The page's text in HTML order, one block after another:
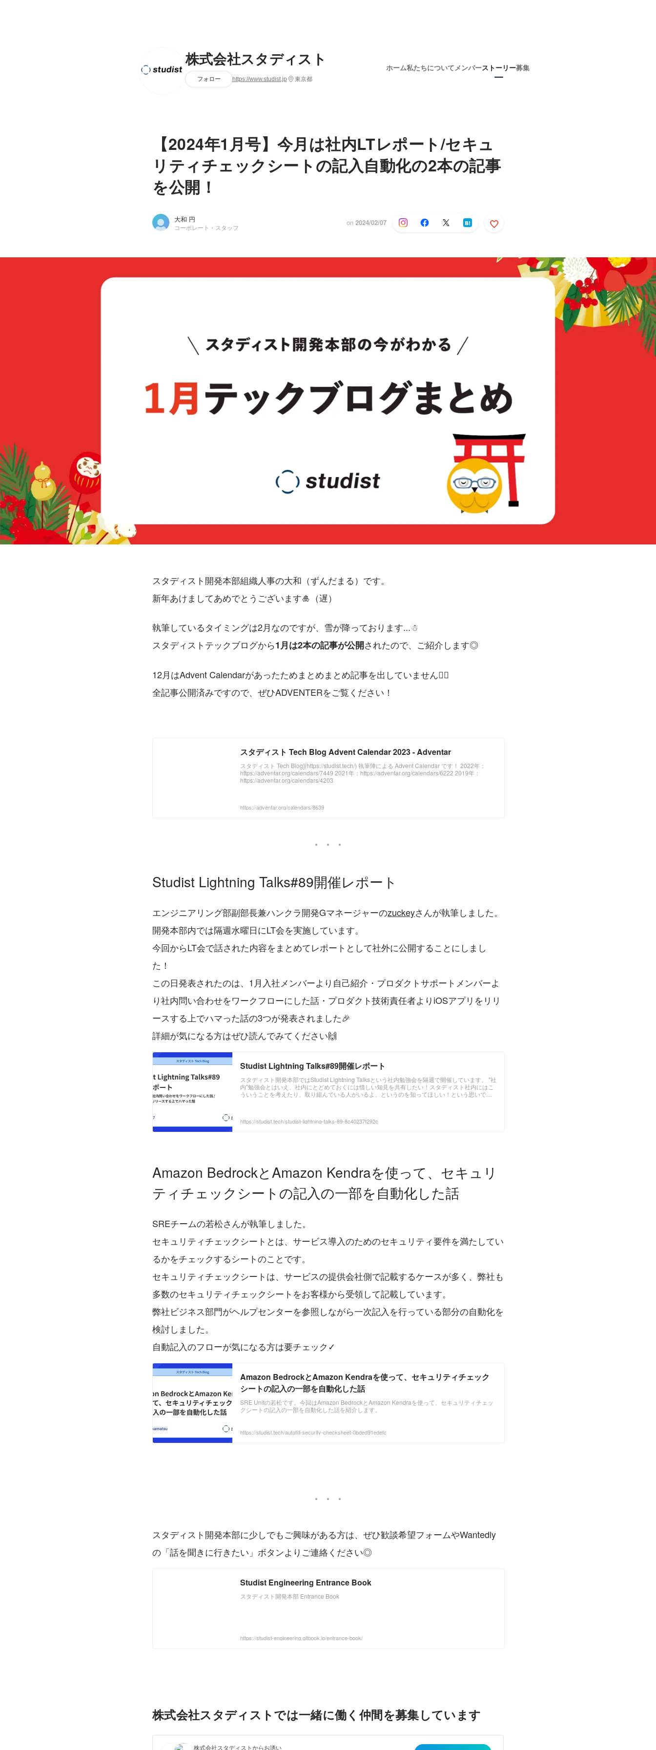
株式会社スタディスト
フォロー https://www.studist.jp 東京都
ホーム私たちについて メンバーストーリー募集
【2024年1月号】今月は社内LTレポート/セキュ
リティチェックシートの記入自動化の2本の記事
を公開！
大和 円
コーポレート・スタッフ
on 2024/02/07
スタディスト開発本部組織人事の大和（ずんだまる）です。
新年あけましてあめでとうございます🎍（遅）
執筆しているタイミングは2月なのですが、雪が降っております...☃
スタディストテックブログから1月は2本の記事が公開されたので、ご紹介します◎
12月はAdvent Calendarがあったためまとめまとめ記事を出していません🙇‍♀
全記事公開済みですので、ぜひADVENTERをご覧ください！
スタディスト Tech Blog Advent Calendar 2023 - Adventar
スタディスト Tech Blog](https://studist.tech/) 執筆陣による Advent Calendar です！ 2022年：
https://adventar.org/calendars/7449 2021年：https://adventar.org/calendars/6222 2019年：
https://adventar.org/calendars/4203
https://adventar.org/calendars/8639
Studist Lightning Talks#89開催レポート
エンジニアリング部副部長兼ハンクラ開発Gマネージャーのzuckeyさんが執筆しました。
開発本部内では隔週水曜日にLT会を実施しています。
今回からLT会で話された内容をまとめてレポートとして社外に公開することにしまし
た！
この日発表されたのは、1月入社メンバーより自己紹介・プロダクトサポートメンバーよ
り社内問い合わせをワークフローにした話・プロダクト技術責任者よりiOSアプリをリリ
ースする上でハマった話の3つが発表されました🎉
詳細が気になる方はぜひ読んでみてください🙌
Studist Lightning Talks#89開催レポート
スタディスト開発本部ではStudist Lightning Talksという社内勉強会を隔週で開催しています。 "社
内"勉強会とはいえ、社内にとどめておくには惜しい知見を共有したい！スタディスト社内にはこ
ういうことを考えたり、取り組んでいる人がいるよ、というのを知ってほしい！という思いで、
https://studist.tech/studist-lightning-talks-89-8c40237f292c
Amazon BedrockとAmazon Kendraを使って、セキュリ
ティチェックシートの記入の一部を自動化した話
SREチームの若松さんが執筆しました。
セキュリティチェックシートとは、サービス導入のためのセキュリティ要件を満たしてい
るかをチェックするシートのことです。
セキュリティチェックシートは、サービスの提供会社側で記載するケースが多く、弊社も
多数のセキュリティチェックシートをお客様から受領して記載しています。
弊社ビジネス部門がヘルプセンターを参照しながら一次記入を行っている部分の自動化を
検討しました。
自動記入のフローが気になる方は要チェック✓
Amazon BedrockとAmazon Kendraを使って、セキュリティチェック
シートの記入の一部を自動化した話
SRE Unitの若松です。今回はAmazon BedrockとAmazon Kendraを使って、セキュリティチェッ
クシートの記入の一部を自動化した話を紹介します。
https://studist.tech/autofill-security-checksheet-0bded91edefc
スタディスト開発本部に少しでもご興味がある方は、ぜひ歓談希望フォームやWantedly
の「話を聞きに行きたい」ボタンよりご連絡ください◎
Studist Engineering Entrance Book
スタディスト開発本部 Entrance Book
https://studist-engineering.gitbook.io/entrance-book/
株式会社スタディストでは一緒に働く仲間を募集しています
株式会社スタディストからお誘い